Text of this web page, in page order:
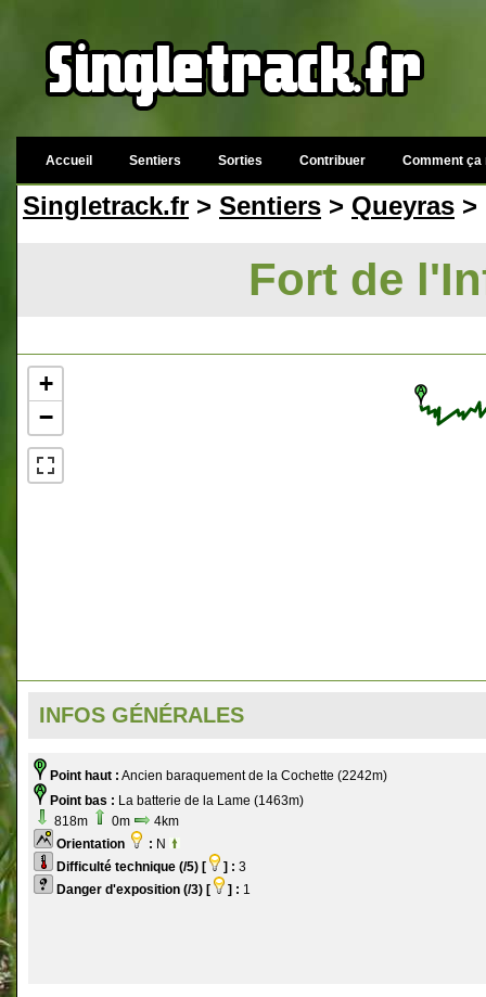
Accueil Sentiers Sorties Contribuer Comment ça
Singletrack.fr > Sentiers > Queyras >
Fort de
+
−
INFOS GÉNÉRALES
Point haut : Ancien baraquement de la Cochette (2242m)
Point bas : La batterie de la Lame (1463m)
818m
0m
4km
Orientation
: N
Difficulté technique (/5) [
] : 3
Danger d'exposition (/3) [
] : 1